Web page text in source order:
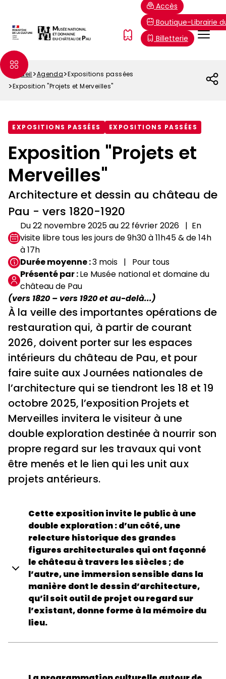
contenu
principal
Menu
FR
Accès
Boutique-Librairie
Billetterie
Fil
Accueil Agenda
Expositions passées
Exposition "Projets et Merveilles"
EXPOSITIONS PASSÉES EXPOSITIONS PASSÉES
Exposition "Projets et
Merveilles"
Architecture et dessin au château de
Pau - vers 1820-1920
Du 22 novembre 2025 au 22 février 2026
En
visite libre tous les jours de 9h30 à 11h45 & de 14h
à 17h
Durée moyenne 3 mois
Pour tous
Présenté par Le Musée national et domaine du
château de Pau
(vers 1820 – vers 1920 et au-delà...)
À la veille des importantes opérations de
restauration qui, à partir de courant
2026, doivent porter sur les espaces
intérieurs du château de Pau, et pour
faire suite aux Journées nationales de
l’architecture qui se tiendront les 18 et 19
octobre 2025, l’exposition Projets et
Merveilles invitera le visiteur à une
double exploration destinée à nourrir son
propre regard sur les travaux qui vont
être menés et le lien qui les unit aux
projets antérieurs.
Cette exposition invite le public à une
double exploration : d’un côté, une
relecture historique des grandes
figures architecturales qui ont façonné
le château à travers les siècles ; de
l’autre, une immersion sensible dans la
manière dont le dessin d’architecture,
qu’il soit outil de projet ou regard sur
l’existant, donne forme à la mémoire du
lieu.